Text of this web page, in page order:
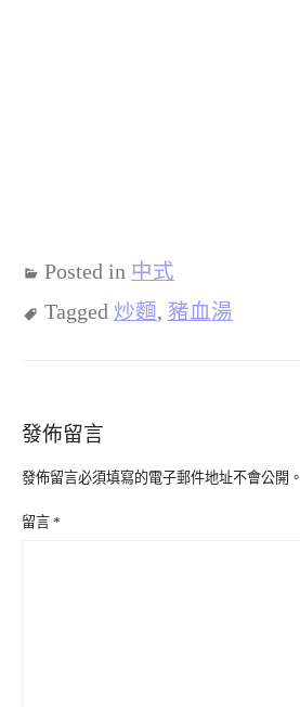
Posted in 中式
Tagged 炒麵, 豬血湯
發佈留言
發佈留言必須填寫的電子郵件地址不會公開。
留言 *